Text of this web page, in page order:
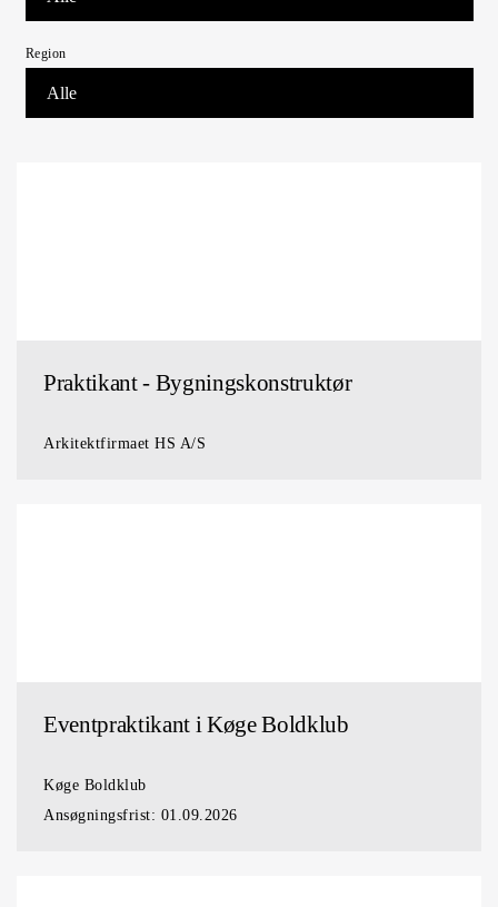
Region
Praktikant - Bygningskonstruktør
Arkitektfirmaet HS A/S
Eventpraktikant i Køge Boldklub
Køge Boldklub
Ansøgningsfrist: 01.09.2026